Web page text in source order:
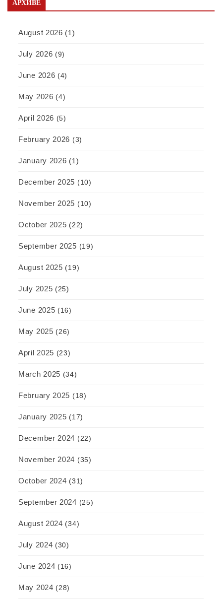
АРХИВЕ
August 2026 (1)
July 2026 (9)
June 2026 (4)
May 2026 (4)
April 2026 (5)
February 2026 (3)
January 2026 (1)
December 2025 (10)
November 2025 (10)
October 2025 (22)
September 2025 (19)
August 2025 (19)
July 2025 (25)
June 2025 (16)
May 2025 (26)
April 2025 (23)
March 2025 (34)
February 2025 (18)
January 2025 (17)
December 2024 (22)
November 2024 (35)
October 2024 (31)
September 2024 (25)
August 2024 (34)
July 2024 (30)
June 2024 (16)
May 2024 (28)